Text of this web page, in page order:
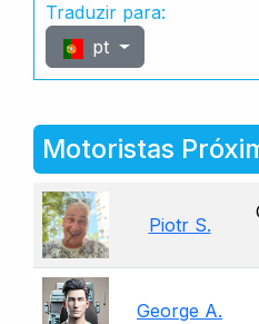
Traduzir para:
pt
Motoristas
Piotr S.
George A.